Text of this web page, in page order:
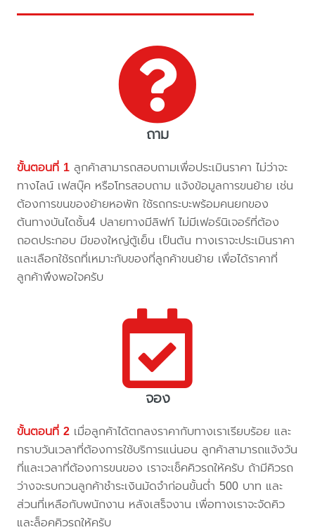
ถาม
ขั้นตอนที่ 1 ลูกค้าสามารถสอบถามเพื่อประเมินราคา ไม่ว่าจะ
ทางไลน์ เฟสบุ๊ค หรือโทรสอบถาม แจ้งข้อมูลการขนย้าย เช่น
ต้องการขนของย้ายหอพัก ใช้รถกระบะพร้อมคนยกของ
ต้นทางบันไดชั้น4 ปลายทางมีลิฟท์ ไม่มีเฟอร์นิเจอร์ที่ต้อง
ถอดประกอบ มีของใหญ่ตู้เย็น เป็นต้น ทางเราจะประเมินราคา
และเลือกใช้รถที่เหมาะกับของที่ลูกค้าขนย้าย เพื่อได้ราคาที่
ลูกค้าพึงพอใจครับ
จอง
ขั้นตอนที่ 2 เมื่อลูกค้าได้ตกลงราคากับทางเราเรียบร้อย และ
ทราบวันเวลาที่ต้องการใช้บริการแน่นอน ลูกค้าสามารถแจ้งวัน
ที่และเวลาที่ต้องการขนของ เราจะเช็คคิวรถให้ครับ ถ้ามีคิวรถ
ว่างจะรบกวนลูกค้าชำระเงินมัดจำก่อนขั้นต่ำ 500 บาท และ
ส่วนที่เหลือกับพนักงาน หลังเสร็จงาน เพื่อทางเราจะจัดคิว
และล็อคคิวรถให้ครับ